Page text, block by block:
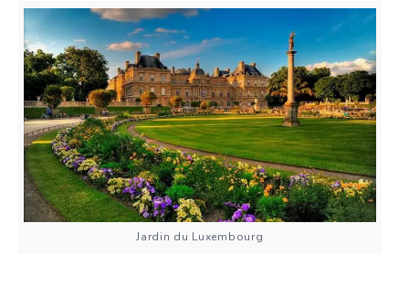
Jardin du Luxembourg